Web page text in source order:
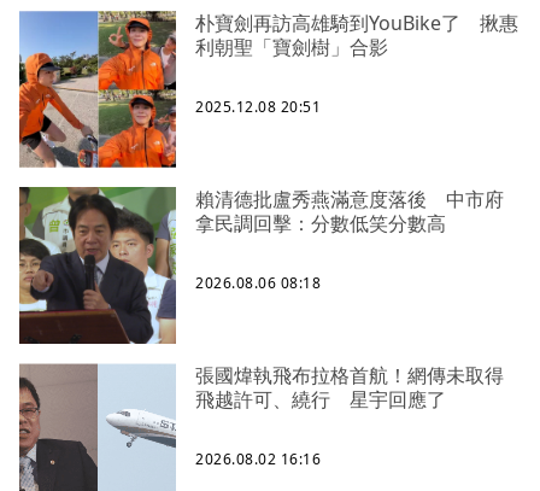
朴寶劍再訪高雄騎到YouBike了 揪惠
利朝聖「寶劍樹」合影
2025.12.08 20:51
賴清德批盧秀燕滿意度落後 中市府
拿民調回擊：分數低笑分數高
2026.08.06 08:18
張國煒執飛布拉格首航！網傳未取得
飛越許可、繞行 星宇回應了
2026.08.02 16:16